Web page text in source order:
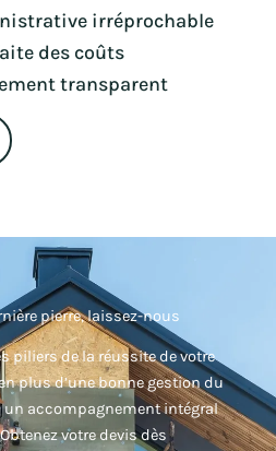
irréprochable
des coûts
transparent
pierre, laissez-nous
piliers de la réussite de votre
plus d’une bonne gestion du
accompagnement intégral
votre devis dès